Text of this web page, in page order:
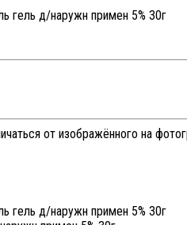
от изображённого на